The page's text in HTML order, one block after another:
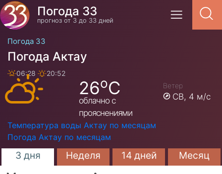
Погода 33
прогноз от 3 до 33 дней
Погода 33
Погода Актау
06:28 20:52
26oC
облачно с
прояснениями
Ветер
СВ, 4 м/с
Температура воды Актау по месяцам
Погода Актау по месяцам
3 дня Неделя 14 дней Месяц